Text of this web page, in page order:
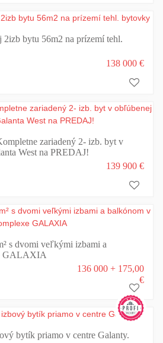
bytu 56m2 na prízemí tehl.
138 000 €
zariadený 2- izb. byt v
West na PREDAJ!
139 900 €
s dvomi veľkými izbami a
GALAXIA
136 000 + 175,00
€
bytík priamo v centre Galanty.